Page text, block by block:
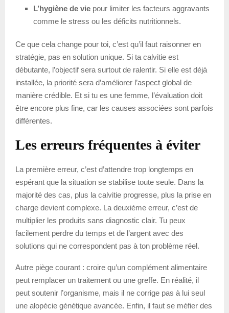
L’hygiène de vie pour limiter les facteurs aggravants
comme le stress ou les déficits nutritionnels.
Ce que cela change pour toi, c’est qu’il faut raisonner en
stratégie, pas en solution unique. Si ta calvitie est
débutante, l’objectif sera surtout de ralentir. Si elle est déjà
installée, la priorité sera d’améliorer l’aspect global de
manière crédible. Et si tu es une femme, l’évaluation doit
être encore plus fine, car les causes associées sont parfois
différentes.
Les erreurs fréquentes à éviter
La première erreur, c’est d’attendre trop longtemps en
espérant que la situation se stabilise toute seule. Dans la
majorité des cas, plus la calvitie progresse, plus la prise en
charge devient complexe. La deuxième erreur, c’est de
multiplier les produits sans diagnostic clair. Tu peux
facilement perdre du temps et de l’argent avec des
solutions qui ne correspondent pas à ton problème réel.
Autre piège courant : croire qu’un complément alimentaire
peut remplacer un traitement ou une greffe. En réalité, il
peut soutenir l’organisme, mais il ne corrige pas à lui seul
une alopécie génétique avancée. Enfin, il faut se méfier des